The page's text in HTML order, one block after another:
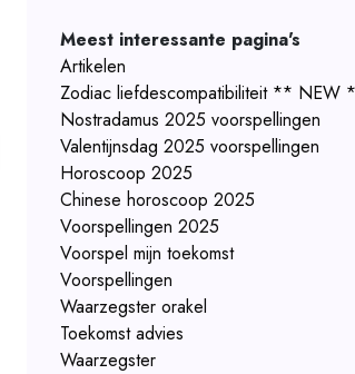
Meest interessante pagina's
Artikelen
Zodiac liefdescompatibiliteit ** NEW
Nostradamus 2025 voorspellingen
Valentijnsdag 2025 voorspellingen
Horoscoop 2025
Chinese horoscoop 2025
Voorspellingen 2025
Voorspel mijn toekomst
Voorspellingen
Waarzegster orakel
Toekomst advies
Waarzegster